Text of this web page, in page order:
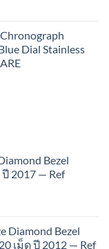
Dial Stainless
Bezel
2017 — Ref
Diamond Bezel
เม็ด ปี 2012 — Ref